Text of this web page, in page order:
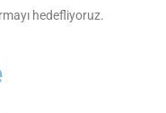
hedefliyoruz.